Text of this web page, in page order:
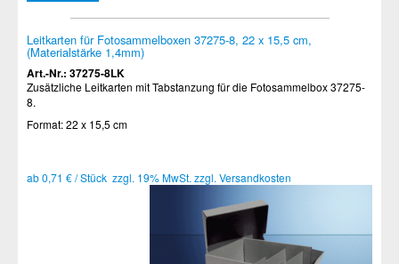
Leitkarten für Fotosammelboxen 37275-8, 22 x 15,5 cm,
(Materialstärke 1,4mm)
Art.-Nr.: 37275-8LK
Zusätzliche Leitkarten mit Tabstanzung für die Fotosammelbox 37275-
8.
Format: 22 x 15,5 cm
ab 0,71 € / Stück zzgl. 19% MwSt. zzgl. Versandkosten